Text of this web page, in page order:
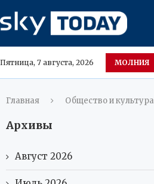
Пятница, 7 августа, 2026 МОЛНИЯ
Главная Общество и культура
Архивы
Август 2026